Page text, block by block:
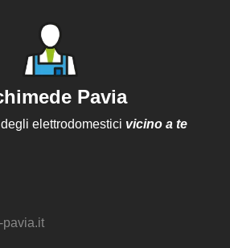
Pavia
elettrodomestici vicino a te
pavia.it